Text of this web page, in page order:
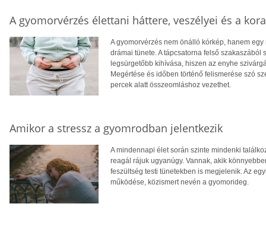
A gyomorvérzés élettani háttere, veszélyei és a
A gyomorvérzés nem önálló kórkép, hanem
drámai tünete. A tápcsatorna felső
legsürgetőbb kihívása, hiszen az enyhe
Megértése és időben történő felismerése szó
percek alatt összeomláshoz vezethet.
Amikor a stressz a gyomrodban jelentkezik
A mindennapi élet során szinte mindenki
reagál rájuk ugyanúgy. Vannak, akik
feszültség testi tünetekben is megjelenik. Az
működése, közismert nevén a gyomorideg.